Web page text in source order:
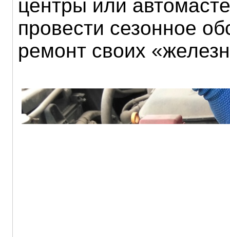
центры или
провести сезонное
ремонт своих